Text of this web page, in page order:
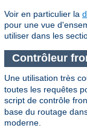
Voir en particulier la
pour une vue
utiliser dans les
Contrôleur
Une utilisation très
toutes les requêtes
script de contrôle
base du routage
moderne.